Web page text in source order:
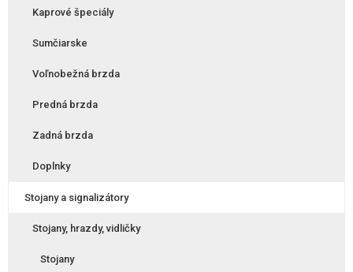
Kaprové špeciály
Sumčiarske
Voľnobežná brzda
Predná brzda
Zadná brzda
Doplnky
Stojany a signalizátory
Stojany, hrazdy, vidličky
Stojany